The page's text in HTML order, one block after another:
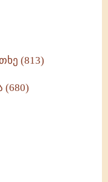
(813)
(680)